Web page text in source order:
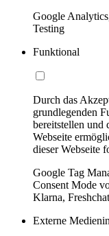
Google
Testing
Funktional
Durch das
grundlegenden
bereitstellen und
Webseite
dieser Webseite
Google Tag
Consent Mode
Klarna, Freshchat
Externe